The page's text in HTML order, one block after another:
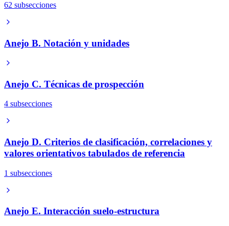
62 subsecciones
Anejo B. Notación y unidades
Anejo C. Técnicas de prospección
4 subsecciones
Anejo D. Criterios de clasificación, correlaciones y
valores orientativos tabulados de referencia
1 subsecciones
Anejo E. Interacción suelo-estructura